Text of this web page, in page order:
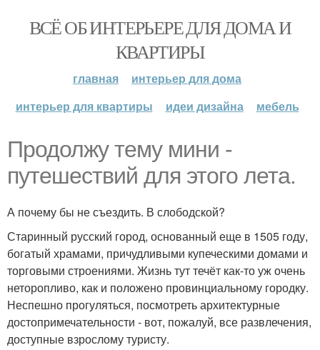
ВСЁ ОБ ИНТЕРЬЕРЕ ДЛЯ ДОМА И
КВАРТИРЫ
главная
интерьер для дома
интерьер для квартиры
идеи дизайна мебель
Продолжу тему мини -
путешествий для этого лета.
А почему бы не съездить. В слободской?
Старинный русский город, основанный еще в 1505 году,
богатый храмами, причудливыми купеческими домами и
торговыми строениями. Жизнь тут течёт как-то уж очень
неторопливо, как и положено провинциальному городку.
Неспешно прогуляться, посмотреть архитектурные
достопримечательности - вот, пожалуй, все развлечения,
доступные взрослому туристу.